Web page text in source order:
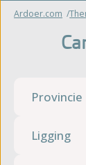
Ardoer.com
Provincie
Ligging